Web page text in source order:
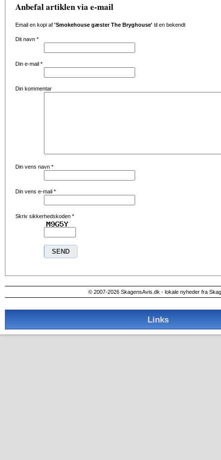
Anbefal artiklen via e-mail
Email en kopi af 'Smokehouse gæster The Bryghouse' til en bekendt
Dit navn *
Din e-mail *
Din kommentar
Din vens navn *
Din vens e-mail *
Skriv sikkerhedskoden *
© 2007-2026 SkagensAvis.dk - lokale nyheder fra
Links